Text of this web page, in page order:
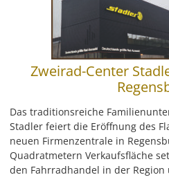
Zweirad-Center
Das traditionsreiche
Stadler feiert die Eröffnung des
neuen Firmenzentrale in
Quadratmetern Verkaufsfläche
den Fahrradhandel in der